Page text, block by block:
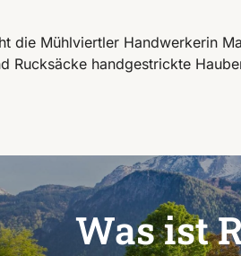
die Mühlviertler Handwerkerin
Rucksäcke handgestrickte
Was ist